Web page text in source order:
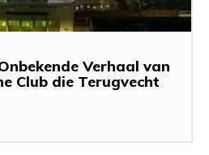
Verhaal van
Club die Terugvecht